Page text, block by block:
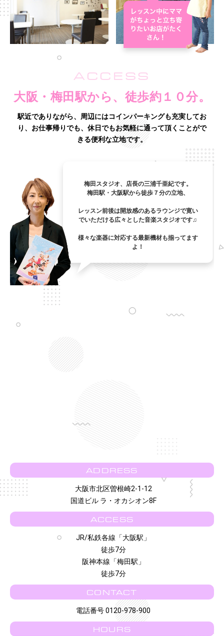
ACCESS
大阪・梅田駅から、徒歩約１０分。
駅近でありながら、周辺にはコインパーキングも充実してお
り、 お仕事帰りでも、休日でもお気軽に通って頂くことがで
きる便利な立地です。
梅田スタジオ、店長の三浦千亜紀です。
梅田駅・大阪駅から徒歩７分の立地、
レッスン前後は開放感のあるラウンジで寛い
でいただける広々とした音楽スタジオです♫
様々な楽器に対応する最新機材も揃ってます
よ！
ADDRESS
大阪市北区曽根崎2-1-12
国道ビル ラ・オカシオン8F
ACCESS
JR/私鉄各線「大阪駅」
徒歩7分
阪神本線「梅田駅」
徒歩7分
CONTACT
電話番号 0120-978-900
HOURS